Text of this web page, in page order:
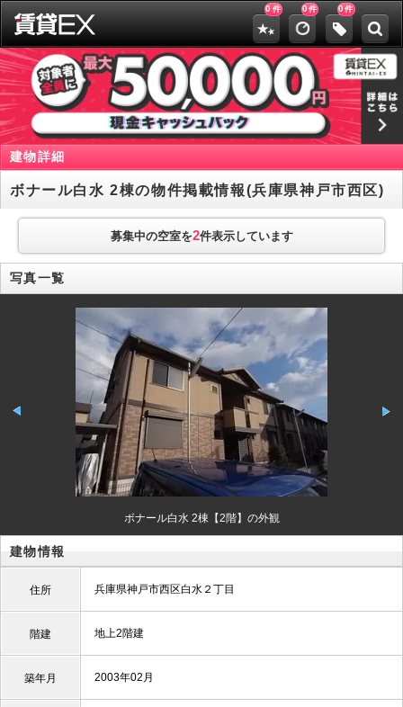
0 件 0件 0件
建物詳細
ボナール白水 2棟の物件掲載情報(兵庫県神戸市西区)
募集中の空室を2件表示しています
写真一覧
ボナール白水 2棟【2階】の外観
建物情報
住所 兵庫県神戸市西区白水２丁目
階建 地上2階建
築年月 2003年02月